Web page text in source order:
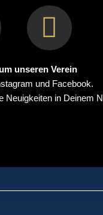
I
n
s
t
g
r
unseren Verein
und Facebook.
Neuigkeiten in Deinem